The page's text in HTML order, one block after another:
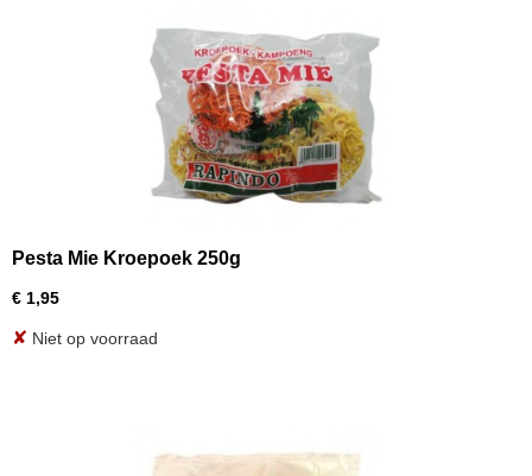
Pesta Mie Kroepoek 250g
€ 1,95
✘ Niet op voorraad